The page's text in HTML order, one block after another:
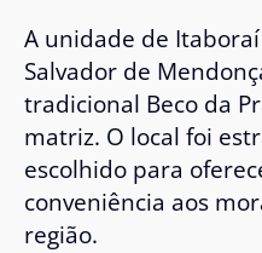
A unidade de
Salvador de
tradicional Beco da
matriz. O local foi
escolhido para
conveniência aos
região.